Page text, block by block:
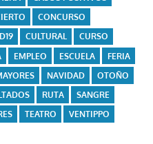
CONCURSO
CULTURAL
CURSO
EMPLEO ESCUELA
FERIA
NAVIDAD
OTOÑO
RUTA
SANGRE
TEATRO
VENTIPPO